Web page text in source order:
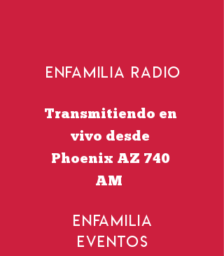
EnFamilia Radio
Transmitiendo en
vivo desde
Phoenix AZ 740
AM
EnFamilia
Eventos